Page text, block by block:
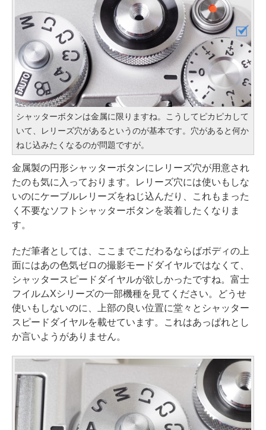
シャッターボタンは金属に限りますね。こうしてピカピカして
いて、レリーズ穴があるというのが基本です。穴があると何か
ねじ込みたくなるのが問題ですが。
金属製の円形シャッターボタンにレリーズ穴が用意され
たのも気に入っております。レリーズ穴には使いもしな
いのにケーブルレリーズをねじ込んだり、これもまった
く不要なソフトシャッターボタンを装着したくなりま
す。
ただ筆者としては、ここまでこだわるならばボディの上
面にはあの色気ゼロの撮影モードダイヤルではなくて、
シャッタースピードダイヤルが欲しかったですね。富士
フイルムXシリーズの一部機種を見てください。どうせ
使いもしないのに、上部の良い位置に堂々とシャッター
スピードダイヤルを載せています。これはあっぱれとし
か言いようがありません。